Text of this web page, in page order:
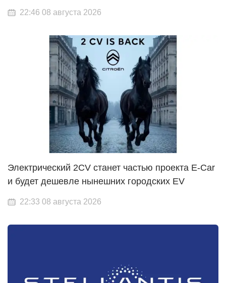
22:46 08 августа 2026
Электрический 2CV станет частью проекта E-Car
и будет дешевле нынешних городских EV
22:33 08 августа 2026